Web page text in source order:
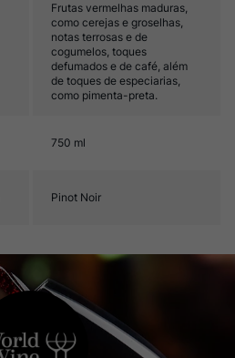
Frutas vermelhas maduras,
como cerejas e groselhas,
notas terrosas e de
cogumelos, toques
defumados e de café, além
de toques de especiarias,
como pimenta-preta.
750 ml
Pinot Noir